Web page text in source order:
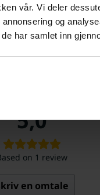
vår. Vi deler
og
har samlet inn
på
5,0
on 1 review
en omtale